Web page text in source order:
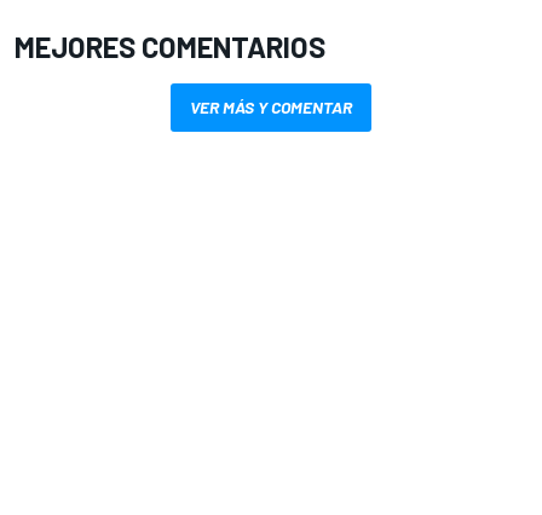
MEJORES COMENTARIOS
VER MÁS Y COMENTAR